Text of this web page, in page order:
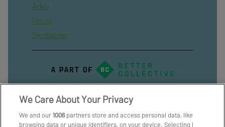
Arkiv
Om os
Skribenter
We Care About Your Privacy
We and our1006partners store and access personal data, like
browsing data or unique identifiers, on your device. Selecting I